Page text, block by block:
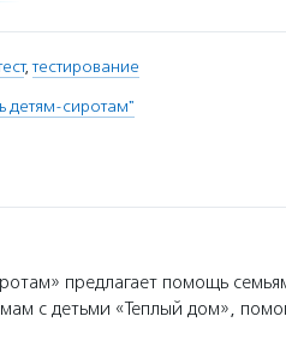
,тестирование
детям-сиротам"
предлагает помощь
с детьми «Теплый дом»,